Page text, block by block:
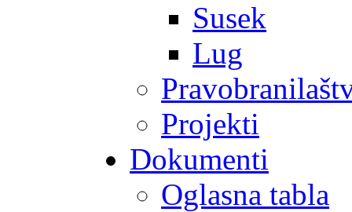
Susek
Lug
Projekti
Dokumenti
Oglasna tabla